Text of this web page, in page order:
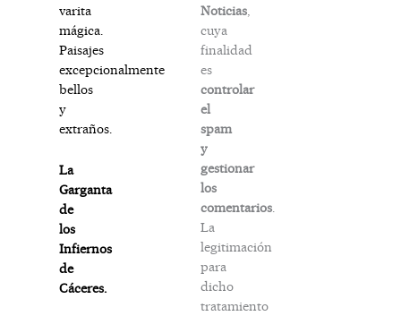
varita
mágica.
Paisajes
excepcionalmente
bellos
y
extraños.
La
Garganta
de
los
Infiernos
de
Cáceres.
Noticias,
cuya
finalidad
es
controlar
el
spam
y
gestionar
los
comentarios.
La
legitimación
para
dicho
tratamiento